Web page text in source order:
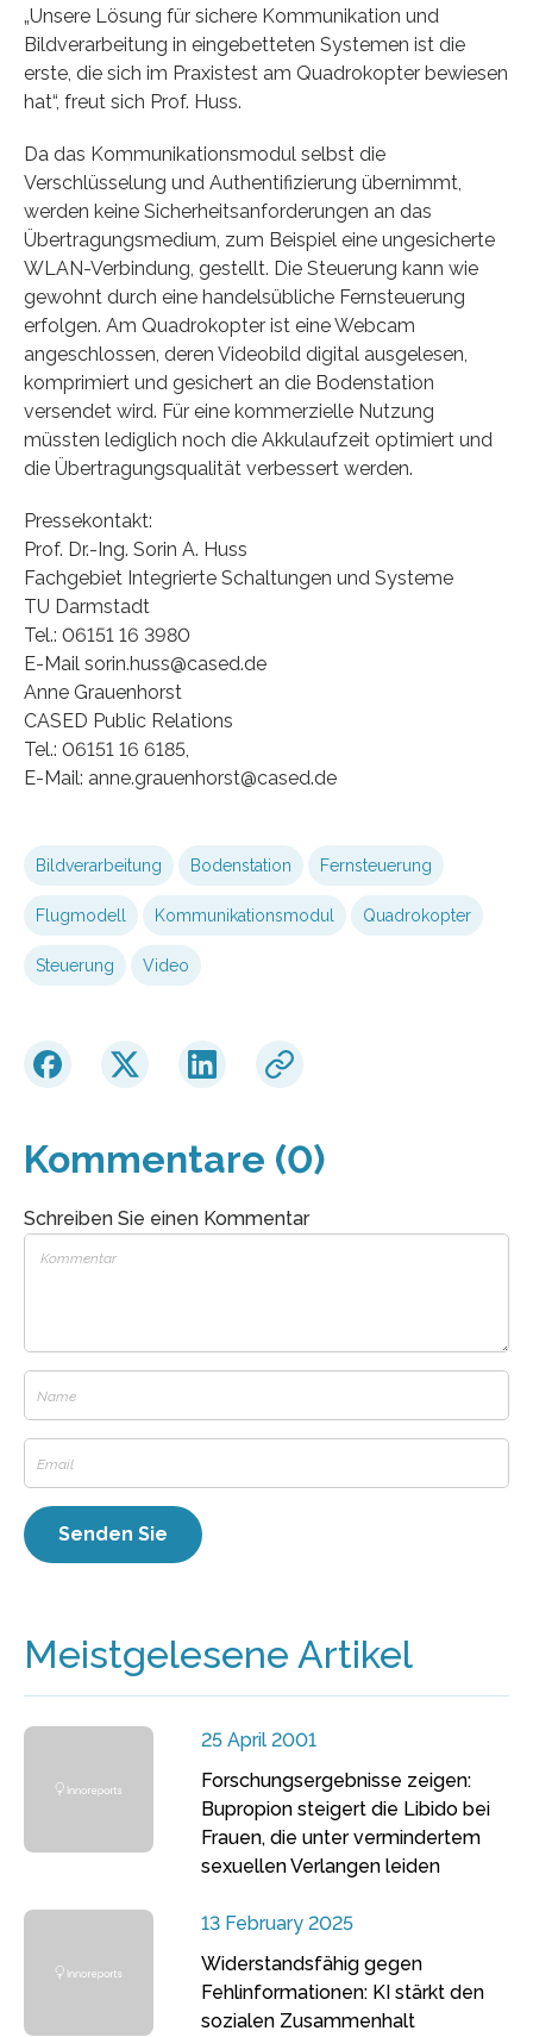
„Unsere Lösung für sichere Kommunikation und
Bildverarbeitung in eingebetteten Systemen ist die
erste, die sich im Praxistest am Quadrokopter bewiesen
hat“, freut sich Prof. Huss.
Da das Kommunikationsmodul selbst die
Verschlüsselung und Authentifizierung übernimmt,
werden keine Sicherheitsanforderungen an das
Übertragungsmedium, zum Beispiel eine ungesicherte
WLAN-Verbindung, gestellt. Die Steuerung kann wie
gewohnt durch eine handelsübliche Fernsteuerung
erfolgen. Am Quadrokopter ist eine Webcam
angeschlossen, deren Videobild digital ausgelesen,
komprimiert und gesichert an die Bodenstation
versendet wird. Für eine kommerzielle Nutzung
müssten lediglich noch die Akkulaufzeit optimiert und
die Übertragungsqualität verbessert werden.
Pressekontakt:
Prof. Dr.-Ing. Sorin A. Huss
Fachgebiet Integrierte Schaltungen und Systeme
TU Darmstadt
Tel.: 06151 16 3980
E-Mail sorin.huss@cased.de
Anne Grauenhorst
CASED Public Relations
Tel.: 06151 16 6185,
E-Mail: anne.grauenhorst@cased.de
Bildverarbeitung Bodenstation Fernsteuerung
Flugmodell Kommunikationsmodul Quadrokopter
Steuerung Video
Kommentare (0)
Schreiben Sie einen Kommentar
Meistgelesene Artikel
25 April 2001
Forschungsergebnisse zeigen:
Bupropion steigert die Libido bei
Frauen, die unter vermindertem
sexuellen Verlangen leiden
13 February 2025
Widerstandsfähig gegen
Fehlinformationen: KI stärkt den
sozialen Zusammenhalt